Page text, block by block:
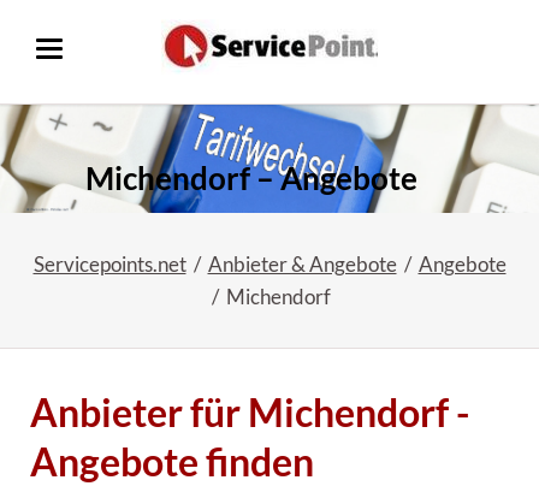
Michendorf – Angebote
Servicepoints.net Anbieter & Angebote
Angebote
Michendorf
Anbieter für Michendorf -
Angebote finden